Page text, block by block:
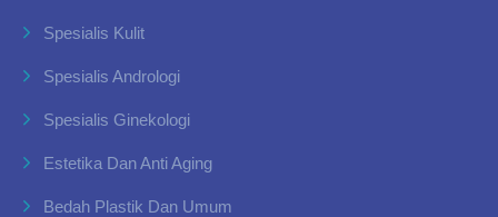
Spesialis Kulit
Spesialis Andrologi
Spesialis Ginekologi
Estetika Dan Anti Aging
Bedah Plastik Dan Umum